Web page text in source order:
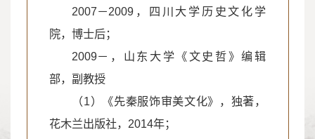
2007－2009，四川大学历史文化学
院，博士后；
2009－，山东大学《文史哲》编辑
部，副教授
（1）《先秦服饰审美文化》，独著，
花木兰出版社，2014年；